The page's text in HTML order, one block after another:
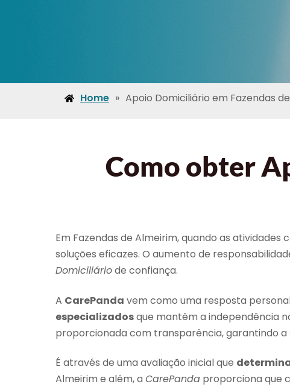
Home » Apoio Domiciliário em Fazendas
Como obter
Em Fazendas de Almeirim, quando as
soluções eficazes. O aumento de
Domiciliáriode confiança.
A CarePanda vem como uma resposta
especializadosque mantêm a independência
proporcionada com transparência, garantindo a
É através de uma avaliação inicial que
Almeirim e além, a CarePanda proporciona que